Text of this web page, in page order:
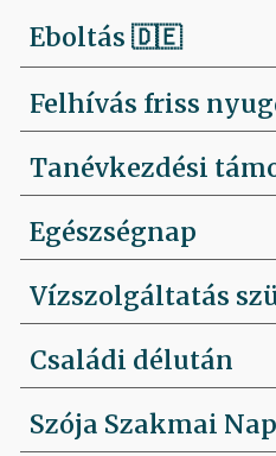
Eboltás🇩🇪
Felhívás friss
Tanévkezdési
Egészségnap
Vízszolgáltatás
Családi délután
Szója Szakmai Nap